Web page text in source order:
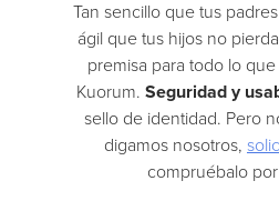
Tan sencillo que tus
ágil que tus hijos no
premisa para todo lo
Kuorum. Seguridad y
sello de identidad. Pero
digamos nosotros,
compruébalo